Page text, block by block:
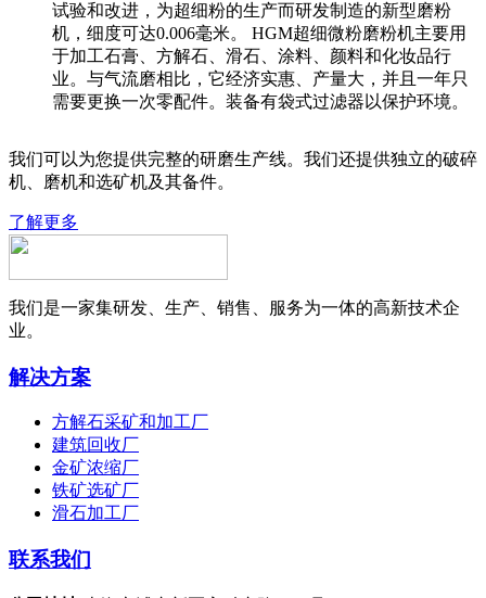
试验和改进，为超细粉的生产而研发制造的新型磨粉
机，细度可达0.006毫米。 HGM超细微粉磨粉机主要用
于加工石膏、方解石、滑石、涂料、颜料和化妆品行
业。与气流磨相比，它经济实惠、产量大，并且一年只
需要更换一次零配件。装备有袋式过滤器以保护环境。
我们可以为您提供完整的研磨生产线。我们还提供独立的破碎
机、磨机和选矿机及其备件。
了解更多
我们是一家集研发、生产、销售、服务为一体的高新技术企
业。
解决方案
方解石采矿和加工厂
建筑回收厂
金矿浓缩厂
铁矿选矿厂
滑石加工厂
联系我们